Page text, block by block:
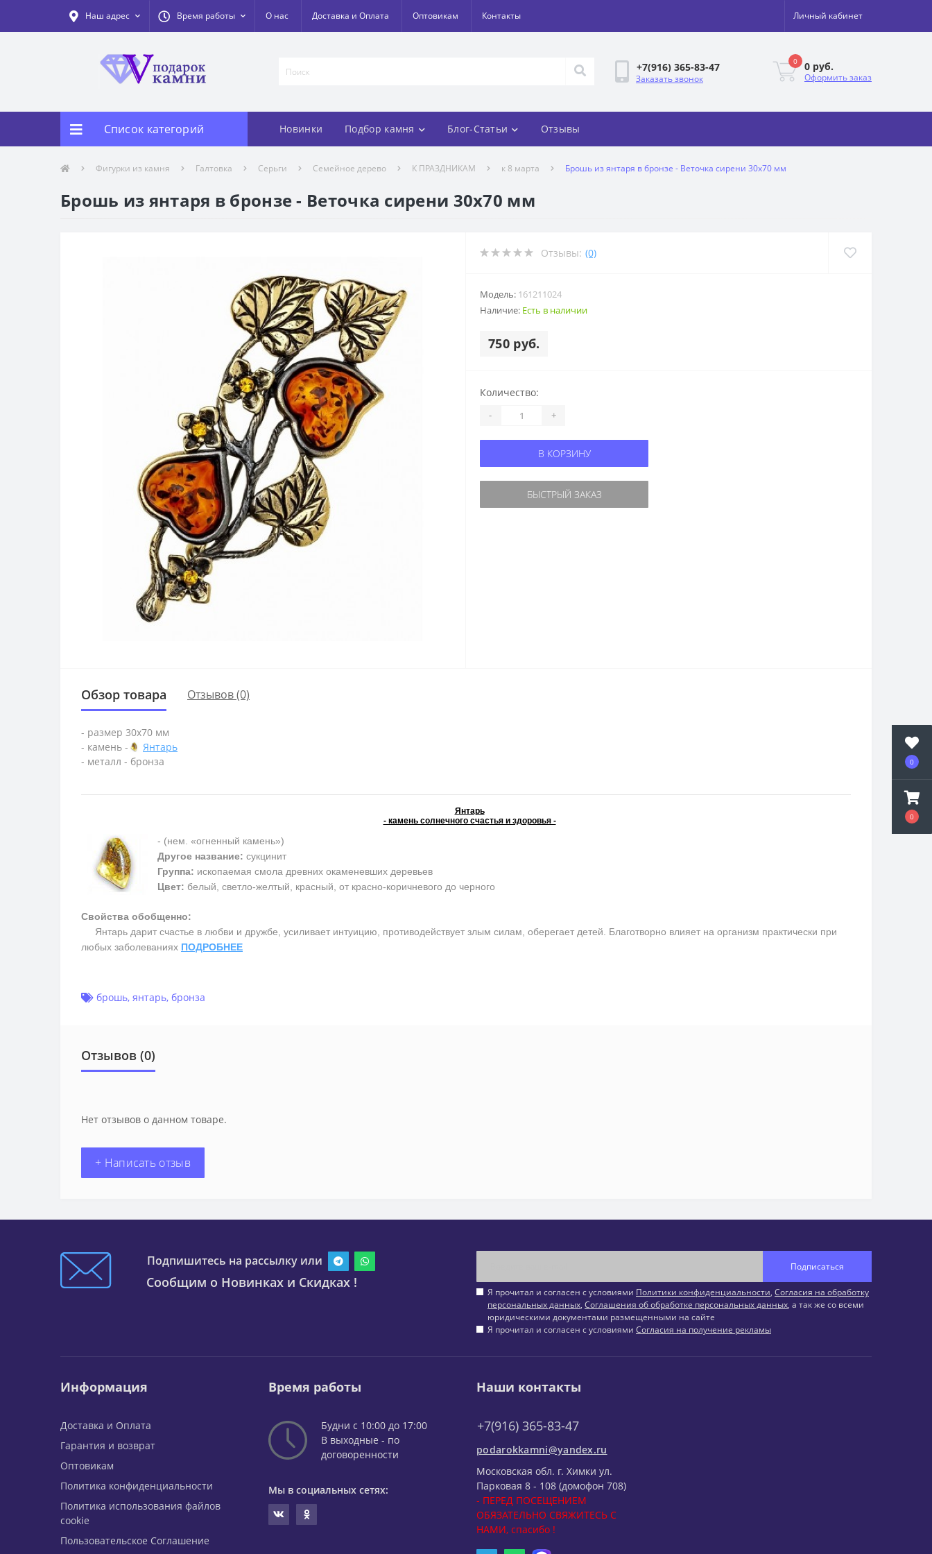
0
0
Наш адрес Время работы О нас Доставка и Оплата Оптовикам Контакты Личный кабинет
+7(916) 365-83-47
Заказать звонок
0 0 руб.
Оформить заказ
Список категорий Новинки Подбор камня Блог-Статьи Отзывы
Фигурки из камня Галтовка Серьги Семейное дерево К ПРАЗДНИКАМ к 8 марта Брошь из янтаря в бронзе - Веточка сирени 30х70 мм
Брошь из янтаря в бронзе - Веточка сирени 30х70 мм
Отзывы: (0)
Модель: 161211024
Наличие: Есть в наличии
750 руб.
Количество:
- +
В КОРЗИНУ
БЫСТРЫЙ ЗАКАЗ
Обзор товара Отзывов (0)
- размер 30х70 мм
- камень -
Янтарь
- металл - бронза
Янтарь
- камень солнечного счастья и здоровья -
- (нем. «огненный камень»)
Другое название: сукцинит
Группа: ископаемая смола древних окаменевших деревьев
Цвет: белый, светло-желтый, красный, от красно-коричневого до черного
Свойства обобщенно:
Янтарь дарит счастье в любви и дружбе, усиливает интуицию, противодействует злым силам, оберегает детей. Благотворно влияет на организм практически при
любых заболеваниях ПОДРОБНЕЕ
брошь, янтарь, бронза
Отзывов (0)
Нет отзывов о данном товаре.
+ Написать отзыв
Подпишитесь на рассылку или
Сообщим о Новинках и Скидках !
Подписаться
Я прочитал и согласен с условиями Политики конфиденциальности, Согласия на обработку
персональных данных, Соглашения об обработке персональных данных, а так же со всеми
юридическими документами размещенными на сайте
Я прочитал и согласен с условиями Согласия на получение рекламы
Информация
Доставка и Оплата
Гарантия и возврат
Оптовикам
Политика конфиденциальности
Политика использования файлов
cookie
Пользовательское Соглашение
Время работы
Будни с 10:00 до 17:00
В выходные - по
договоренности
Мы в социальных сетях:
Наши контакты
+7(916) 365-83-47
podarokkamni@yandex.ru
Московская обл. г. Химки ул.
Парковая 8 - 108 (домофон 708)
- ПЕРЕД ПОСЕЩЕНИЕМ
ОБЯЗАТЕЛЬНО СВЯЖИТЕСЬ С
НАМИ, спасибо !